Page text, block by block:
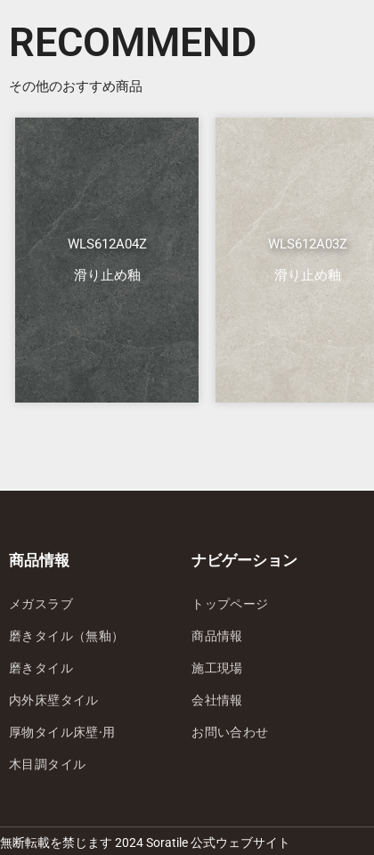
RECOMMEND
その他のおすすめ商品
WLS612A04Z
滑り止め釉
WLS612A03Z
滑り止め釉
商品情報
メガスラブ
磨きタイル（無釉）
磨きタイル
内外床壁タイル
厚物タイル床壁·用
木目調タイル
ナビゲーション
トップページ
商品情報
施工現場
会社情報
お問い合わせ
無断転載を禁じます 2024 Soratile 公式ウェブサイト